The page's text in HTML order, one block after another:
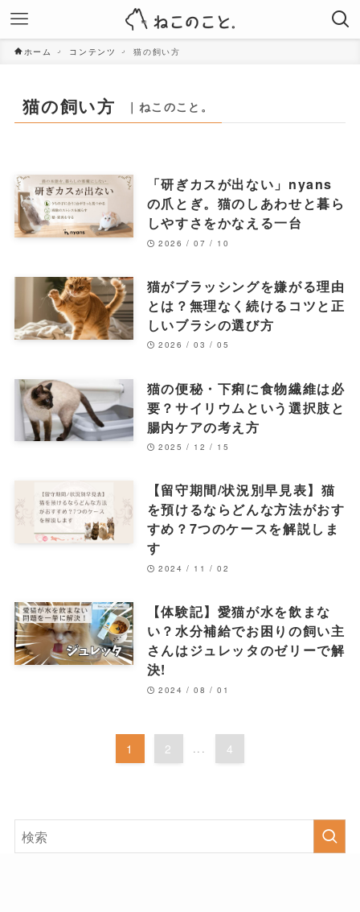
ホーム コンテンツ 猫の飼い方
猫の飼い方 ｜ねこのこと。
「研ぎカスが出ない」nyans
の爪とぎ。猫のしあわせと暮ら
しやすさをかなえる一台
2026 / 07 / 10
猫がブラッシングを嫌がる理由
とは？無理なく続けるコツと正
しいブラシの選び方
2026 / 03 / 05
猫の便秘・下痢に食物繊維は必
要？サイリウムという選択肢と
腸内ケアの考え方
2025 / 12 / 15
【留守期間/状況別早見表】猫
を預けるならどんな方法がおす
すめ？7つのケースを解説しま
す
2024 / 11 / 02
【体験記】愛猫が水を飲まな
い？水分補給でお困りの飼い主
さんはジュレッタのゼリーで解
決!
2024 / 08 / 01
1 2 ... 4